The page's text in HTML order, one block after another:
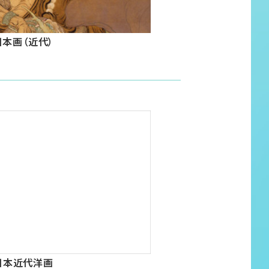
画（近代）
本近代洋画